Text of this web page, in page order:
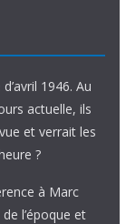
1946. Au
actuelle, ils
et verrait les
?
à Marc
l’époque et